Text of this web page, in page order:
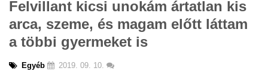
g
l
Felvillant kicsi unokám ártatlan kis
arca, szeme, és magam előtt láttam
a többi gyermeket is
Egyéb 2019. 09. 10.